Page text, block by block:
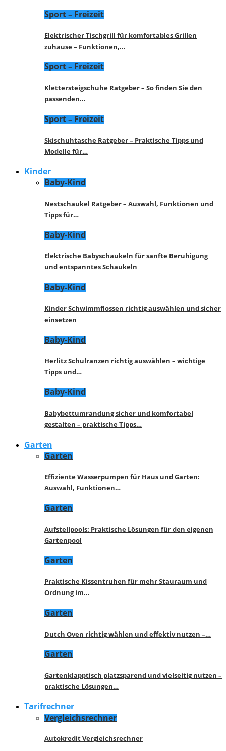
Sport – Freizeit
Elektrischer Tischgrill für komfortables Grillen
zuhause – Funktionen,…
Sport – Freizeit
Klettersteigschuhe Ratgeber – So finden Sie den
passenden…
Sport – Freizeit
Skischuhtasche Ratgeber – Praktische Tipps und
Modelle für…
Kinder
Baby-Kind
Nestschaukel Ratgeber – Auswahl, Funktionen und
Tipps für…
Baby-Kind
Elektrische Babyschaukeln für sanfte Beruhigung
und entspanntes Schaukeln
Baby-Kind
Kinder Schwimmflossen richtig auswählen und sicher
einsetzen
Baby-Kind
Herlitz Schulranzen richtig auswählen – wichtige
Tipps und…
Baby-Kind
Babybettumrandung sicher und komfortabel
gestalten – praktische Tipps…
Garten
Garten
Effiziente Wasserpumpen für Haus und Garten:
Auswahl, Funktionen…
Garten
Aufstellpools: Praktische Lösungen für den eigenen
Gartenpool
Garten
Praktische Kissentruhen für mehr Stauraum und
Ordnung im…
Garten
Dutch Oven richtig wählen und effektiv nutzen –…
Garten
Gartenklapptisch platzsparend und vielseitig nutzen –
praktische Lösungen…
Tarifrechner
Vergleichsrechner
Autokredit Vergleichsrechner